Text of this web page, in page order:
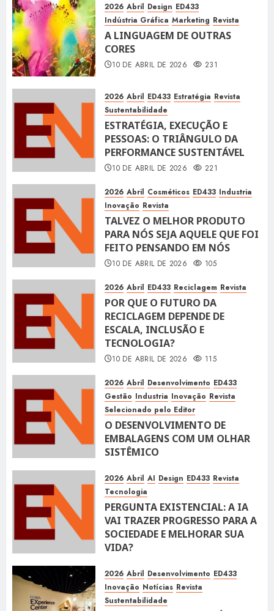
2026 Abril Design ED433
Indústria Gráfica Marketing Revista
A LINGUAGEM DE OUTRAS
CORES
10 DE ABRIL DE 2026 231
2026 Abril ED433 Estratégia Revista
Sustentabilidade
ESTRATÉGIA, EXECUÇÃO E
PESSOAS: O TRIÂNGULO DA
PERFORMANCE SUSTENTÁVEL
10 DE ABRIL DE 2026 221
2026 Abril Cosméticos ED433 Industria
Inovação Revista
TALVEZ O MELHOR PRODUTO
PARA NÓS SEJA AQUELE QUE FOI
FEITO PENSANDO EM NÓS
10 DE ABRIL DE 2026 105
2026 Abril ED433 Reciclagem Revista
POR QUE O FUTURO DA
RECICLAGEM DEPENDE DE
ESCALA, INCLUSÃO E
TECNOLOGIA?
10 DE ABRIL DE 2026 115
2026 Abril Desenvolvimento ED433
Gestão Industria Inovação Revista
Selecionado pelo Editor
O DESENVOLVIMENTO DE
EMBALAGENS COM UM OLHAR
SISTÊMICO
2026 Abril AI Design ED433 Revista
Tecnologia
PERGUNTA EXISTENCIAL: A IA
VAI TRAZER PROGRESSO PARA A
SOCIEDADE E MELHORAR SUA
VIDA?
2026 Abril Desenvolvimento ED433
Inovação Notícias Revista
Sustentabilidade